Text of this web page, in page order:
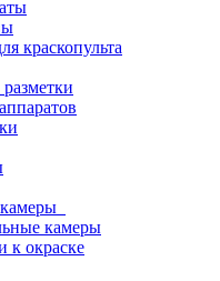
краскопульта
камеры
к окраске